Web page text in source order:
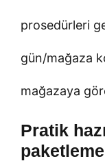
prosedürleri
gün/mağaza
mağazaya
Pratik